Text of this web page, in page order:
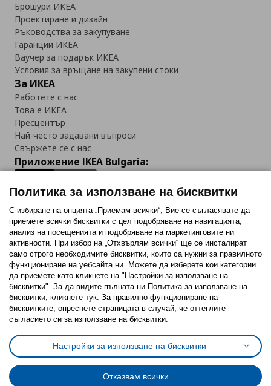
Брошури ИКЕА
Проектиране и дизайн
Ръководства за закупуване
Гаранции ИКЕА
Ваучер за подарък ИКЕА
Условия за връщане на закупени стоки
За ИКЕА
Работете с нас
Това е ИКЕА
Пресцентър
Най-често задавани въпроси
Свържете се с нас
Приложение IKEA Bulgaria:
Последвайте ни:
FacebookTwitterYoutubePinterestInstagram
Политика за използване на бисквитки (Cookies)
Избор на настройки за използване на бисквитки
Условия за ползване на ikea.bgОбща политика за личните данни
Политика за защита на личните данни на ikea.bg
Общи условия на програма IKEA Family
Политика за използване на бисквитки
С избиране на опцията „Приемам всички“, Вие се съгласявате да
приемете всички бисквитки с цел подобряване на навигацията,
анализ на посещенията и подобряване на маркетинговите ни
активности. При избор на „Отхвърлям всички“ ще се инсталират
само строго необходимитe бисквитки, които са нужни за правилното
функциониране на уебсайта ни. Можете да изберете кои категории
да приемете като кликнете на "Настройки за използване на
бисквитки". За да видите пълната ни Политика за използване на
бисквитки, кликнете тук. За правилно функциониране на
бисквитките, опреснете страницата в случай, че оттеглите
съгласието си за използване на бисквитки.
Настройки за използване на бисквитки
Отказвам всички